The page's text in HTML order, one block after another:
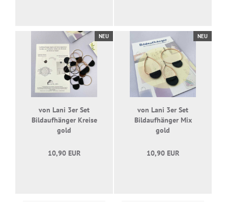
NEU
von Lani 3er Set
Bildaufhänger Kreise
gold
10,90 EUR
NEU
von Lani 3er Set
Bildaufhänger Mix
gold
10,90 EUR